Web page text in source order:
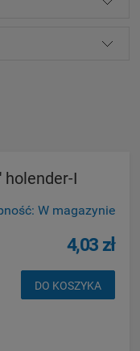
holender-I
W magazynie
4,03 zł
DO KOSZYKA